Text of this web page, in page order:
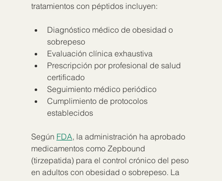
tratamientos con péptidos incluyen:
Diagnóstico médico de obesidad o
sobrepeso
Evaluación clínica exhaustiva
Prescripción por profesional de salud
certificado
Seguimiento médico periódico
Cumplimiento de protocolos
establecidos
Según FDA, la administración ha aprobado
medicamentos como Zepbound
(tirzepatida) para el control crónico del peso
en adultos con obesidad o sobrepeso. La